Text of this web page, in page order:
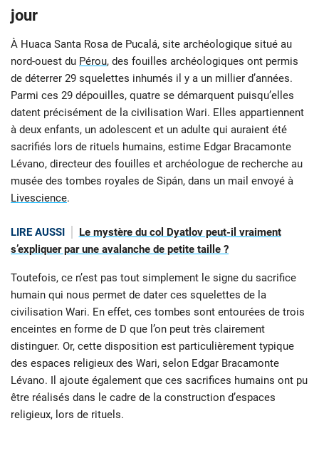
jour
À Huaca Santa Rosa de Pucalá, site archéologique situé au
nord-ouest du Pérou, des fouilles archéologiques ont permis
de déterrer 29 squelettes inhumés il y a un millier d’années.
Parmi ces 29 dépouilles, quatre se démarquent puisqu’elles
datent précisément de la civilisation Wari. Elles appartiennent
à deux enfants, un adolescent et un adulte qui auraient été
sacrifiés lors de rituels humains, estime Edgar Bracamonte
Lévano, directeur des fouilles et archéologue de recherche au
musée des tombes royales de Sipán, dans un mail envoyé à
Livescience.
LIRE AUSSI
Le mystère du col Dyatlov peut-il vraiment
s’expliquer par une avalanche de petite taille ?
Toutefois, ce n’est pas tout simplement le signe du sacrifice
humain qui nous permet de dater ces squelettes de la
civilisation Wari. En effet, ces tombes sont entourées de trois
enceintes en forme de D que l’on peut très clairement
distinguer. Or, cette disposition est particulièrement typique
des espaces religieux des Wari, selon Edgar Bracamonte
Lévano. Il ajoute également que ces sacrifices humains ont pu
être réalisés dans le cadre de la construction d’espaces
religieux, lors de rituels.